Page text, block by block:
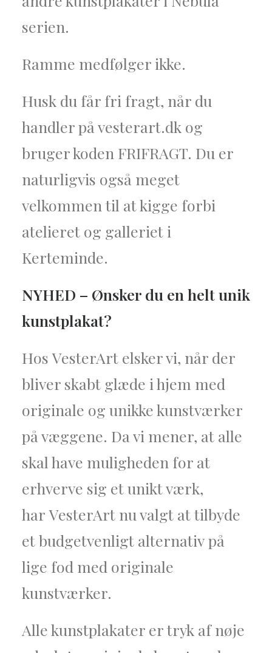
serien.
Ramme medfølger ikke.
Husk du får fri fragt, når du
handler på vesterart.dk og
bruger koden FRIFRAGT. Du er
naturligvis også meget
velkommen til at kigge forbi
atelieret og galleriet i
Kerteminde.
NYHED – Ønsker du en helt unik
kunstplakat?
Hos VesterArt elsker vi, når der
bliver skabt glæde i hjem med
originale og unikke kunstværker
på væggene. Da vi mener, at alle
skal have muligheden for at
erhverve sig et unikt værk,
har VesterArt nu valgt at tilbyde
et budgetvenligt alternativ på
lige fod med originale
kunstværker.
Alle kunstplakater er tryk af nøje